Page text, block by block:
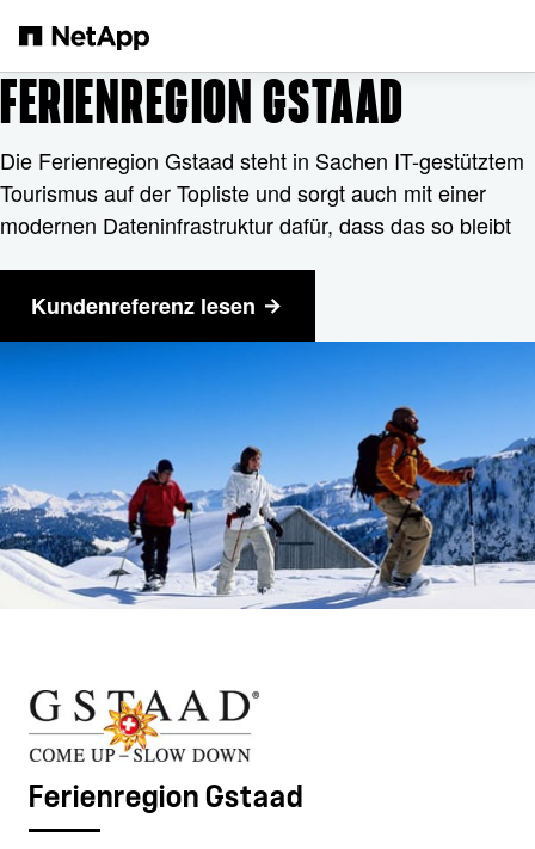
FERIENREGION GSTAAD
Die Ferienregion Gstaad steht in Sachen IT-gestütztem
Tourismus auf der Topliste und sorgt auch mit einer
modernen Dateninfrastruktur dafür, dass das so bleibt
Kundenreferenz lesen
Ferienregion Gstaad